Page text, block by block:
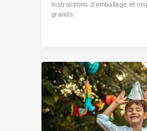
Instructions d’emballage et
grands.